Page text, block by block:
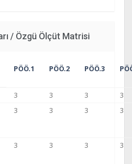
/ Özgü Ölçüt Matrisi
PÖÖ.1 PÖÖ.2 PÖÖ.3
3 3 3
3
3 3 3 3
3 3 3 3